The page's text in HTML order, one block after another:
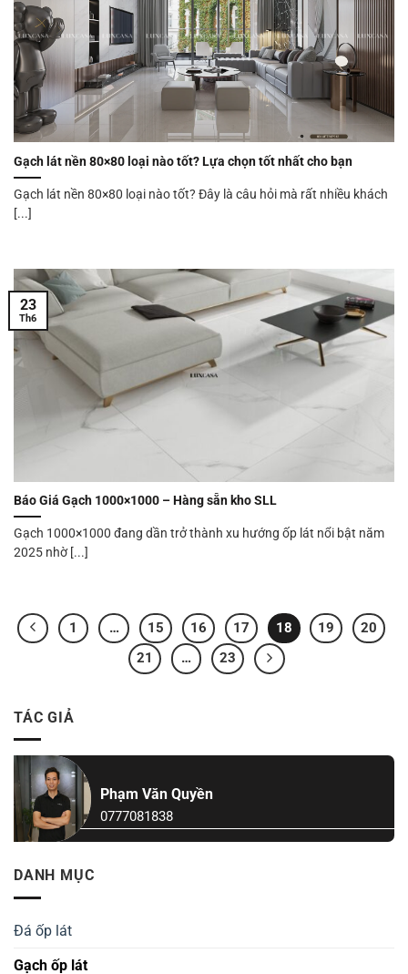
Gạch lát nền 80×80 loại nào tốt? Lựa chọn tốt nhất cho bạn
Gạch lát nền 80×80 loại nào tốt? Đây là câu hỏi mà rất nhiều khách
[...]
Báo Giá Gạch 1000×1000 – Hàng sẵn kho SLL
Gạch 1000×1000 đang dần trở thành xu hướng ốp lát nổi bật năm
2025 nhờ [...]
23
Th6
1 … 15 16 17 18 19
20
21
… 23
TÁC GIẢ
Phạm Văn Quyền
0777081838
DANH MỤC
Đá ốp lát
Gạch ốp lát